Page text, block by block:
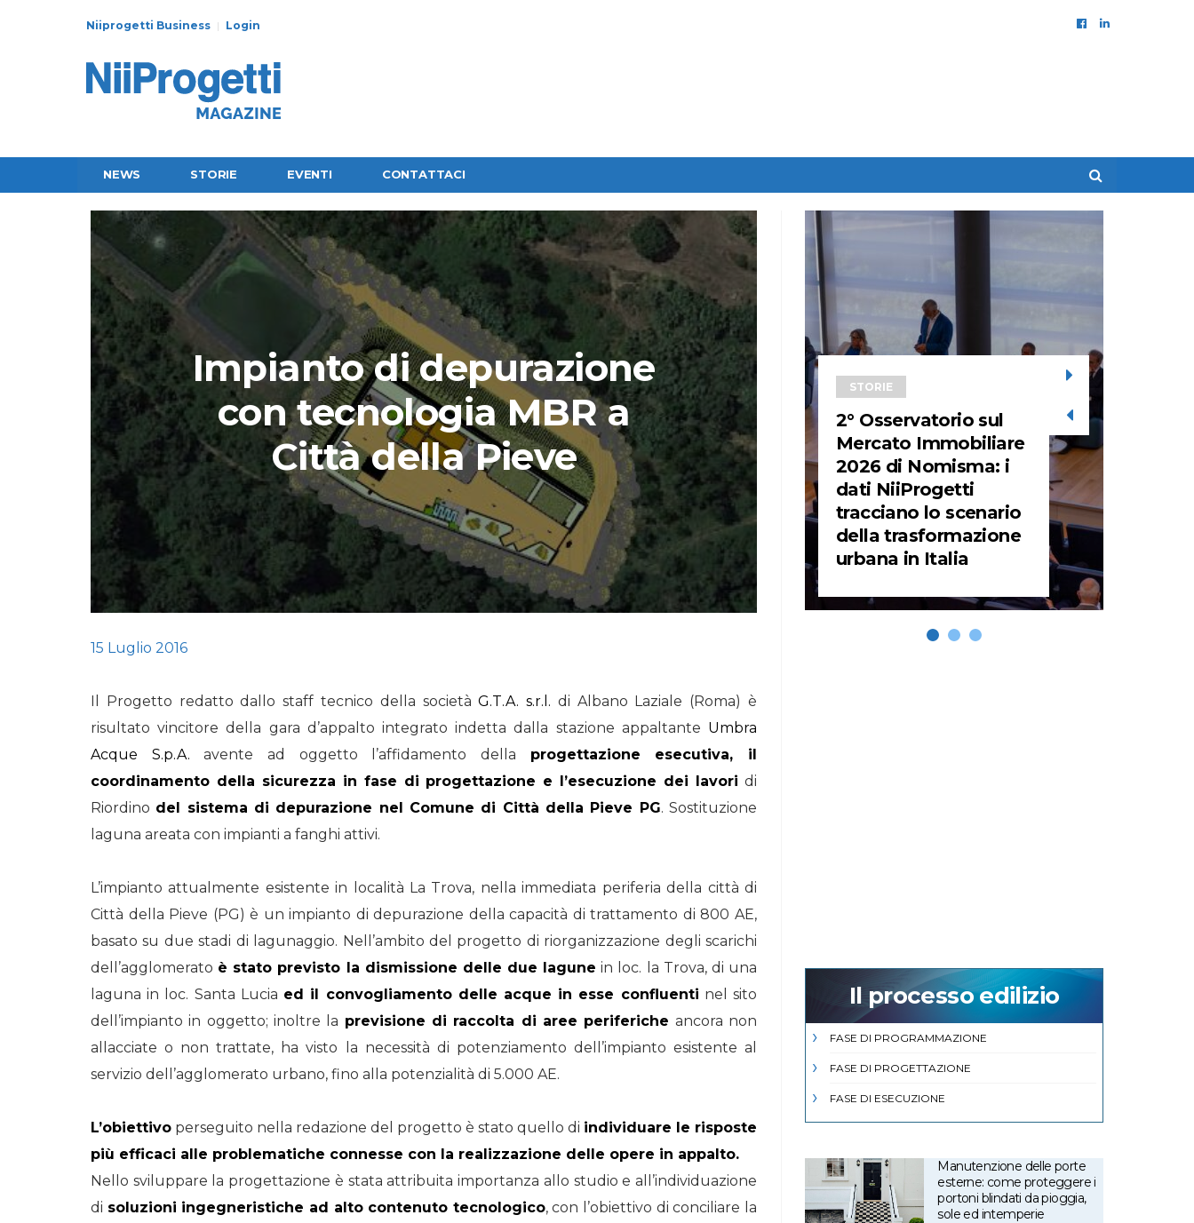
Niiprogetti Business Login
NEWS STORIE EVENTI CONTATTACI
Impianto di depurazione
con tecnologia MBR a
Città della Pieve
15 Luglio 2016
Il Progetto redatto dallo staff tecnico della societàG.T.A. s.r.l. di Albano Laziale (Roma) è
risultato vincitore della gara d’appalto integrato indetta dalla stazione appaltante Umbra
Acque S.p.A. avente ad oggetto l’affidamento della progettazione esecutiva, il
coordinamento della sicurezza in fase di progettazione e l’esecuzione dei lavori di
Riordino del sistema di depurazione nel Comune di Città della Pieve PG. Sostituzione
laguna areata con impianti a fanghi attivi.
L’impianto attualmente esistente in località La Trova, nella immediata periferia della città di
Città della Pieve (PG) è un impianto di depurazione della capacità di trattamento di 800 AE,
basato su due stadi di lagunaggio. Nell’ambito del progetto di riorganizzazione degli scarichi
dell’agglomerato è stato previsto la dismissione delle due lagune in loc. la Trova, di una
laguna in loc. Santa Lucia ed il convogliamento delle acque in esse confluenti nel sito
dell’impianto in oggetto; inoltre la previsione di raccolta di aree periferiche ancora non
allacciate o non trattate, ha visto la necessità di potenziamento dell’impianto esistente al
servizio dell’agglomerato urbano, fino alla potenzialità di 5.000 AE.
L’obiettivo perseguito nella redazione del progetto è stato quello di individuare le risposte
più efficaci alle problematiche connesse con la realizzazione delle opere in appalto.
Nello sviluppare la progettazione è stata attribuita importanza allo studio e all’individuazione
di soluzioni ingegneristiche ad alto contenuto tecnologico, con l’obiettivo di conciliare la
STORIE
URBAN
HEADQUARTERS. Il
video del terzo talk di
HEADQUARTERS
REMIX
STORIE
Urban Headquarters:
il workplace che
rigenera la città nel
nuovo talk di
NiiProgetti
STORIE
2° Osservatorio sul
Mercato Immobiliare
2026 di Nomisma: i
dati NiiProgetti
tracciano lo scenario
della trasformazione
urbana in Italia
Il processo edilizio
FASE DI PROGRAMMAZIONE
FASE DI PROGETTAZIONE
FASE DI ESECUZIONE
Manutenzione delle porte
esterne: come proteggere i
portoni blindati da pioggia,
sole ed intemperie